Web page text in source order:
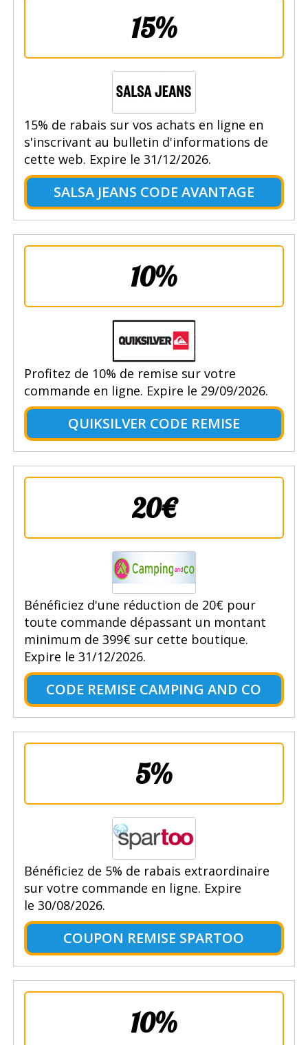
15%
15% de rabais sur vos achats en ligne en
s'inscrivant au bulletin d'informations de
cette web. Expire le 31/12/2026.
SALSA JEANS CODE AVANTAGE
10%
Profitez de 10% de remise sur votre
commande en ligne. Expire le 29/09/2026.
QUIKSILVER CODE REMISE
20€
Bénéficiez d'une réduction de 20€ pour
toute commande dépassant un montant
minimum de 399€ sur cette boutique.
Expire le 31/12/2026.
CODE REMISE CAMPING AND CO
5%
Bénéficiez de 5% de rabais extraordinaire
sur votre commande en ligne. Expire
le 30/08/2026.
COUPON REMISE SPARTOO
10%